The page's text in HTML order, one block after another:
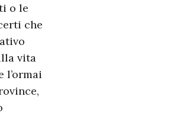
o le
che
vita